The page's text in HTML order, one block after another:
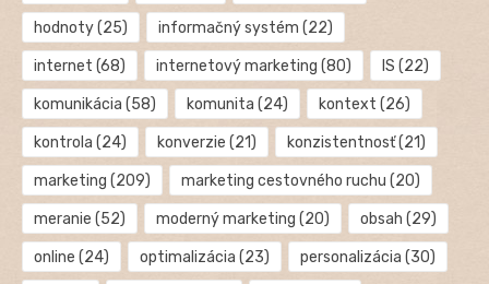
hodnoty(25) informačný systém (22)
internet (68) internetový marketing (80) IS (22)
komunikácia (58) komunita (24) kontext (26)
kontrola (24) konverzie (21) konzistentnosť(21)
marketing (209) marketing cestovného ruchu (20)
meranie (52) moderný marketing (20) obsah (29)
online (24) optimalizácia (23) personalizácia (30)